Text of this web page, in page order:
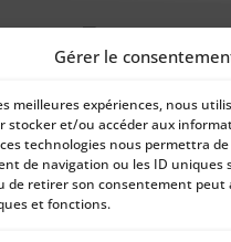
Gérer le
meilleures expériences, nous
stocker et/ou accéder aux
technologies nous permettra
de navigation ou les ID uniques
de retirer son consentement
et fonctions.
:
OK3380 5,0X450
RUTILE FEEMAX 33
8 529CFP